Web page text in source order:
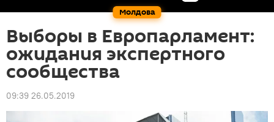
Молдова
Выборы в Европарламент:
ожидания экспертного
сообщества
09:39 26.05.2019